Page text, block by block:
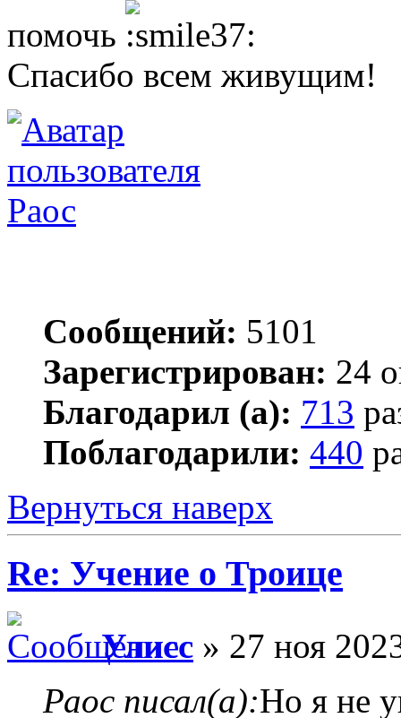
помочь
Спасибо всем живущим!
Раос
Сообщений: 5101
Зарегистрирован: 24
Благодарил (а): 713
Поблагодарили: 440
Вернуться наверх
Re: Учение о Троице
Улисс » 27 ноя
Раос писал(а):Но я не